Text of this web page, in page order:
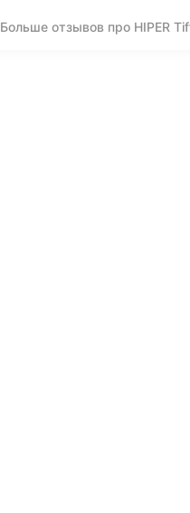
Больше отзывов про HIPER